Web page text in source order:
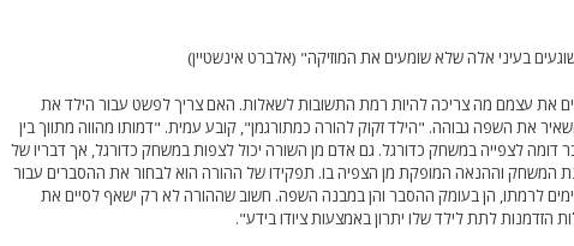
בעיני אלה שלא שומעים את המוזיקה" (אלברט אינשטיין)
את עצמם מה צריכה להיות רמת התשובות לשאלות. האם צריך לפשט עבור הילד את
את השפה גבוהה. "הילד זקוק להורה כמתורגמן", קובע עמית. "דמותו מהווה מתווך בין
דומה לצפייה במשחק כדורגל. גם אדם מן השורה יכול לצפות במשחק כדורגל, אך דבריו של
המשחק וההנאה המופקת מן הצפיה בו. תפקידו של ההורה הוא לבחור את ההסברים עבור
לרמתו, הן בעומק ההסבר והן במבנה השפה. חשוב שההורה לא רק ישאף לסיים את
הזדמנות לתת לילד שלו יתרון באמצעות ציודו בידע".